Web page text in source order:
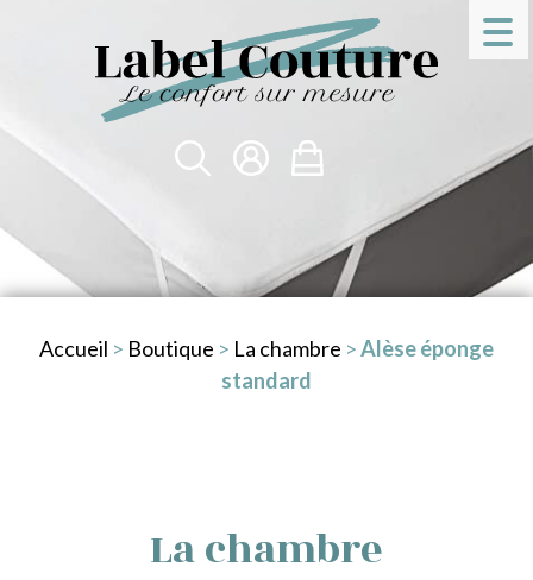
Accueil > Boutique > La chambre >Alèse éponge
standard
La chambre